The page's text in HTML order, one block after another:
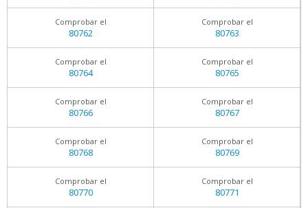
Comprobar el
80762
Comprobar el
80763
Comprobar el
80764
Comprobar el
80765
Comprobar el
80766
Comprobar el
80767
Comprobar el
80768
Comprobar el
80769
Comprobar el
80770
Comprobar el
80771